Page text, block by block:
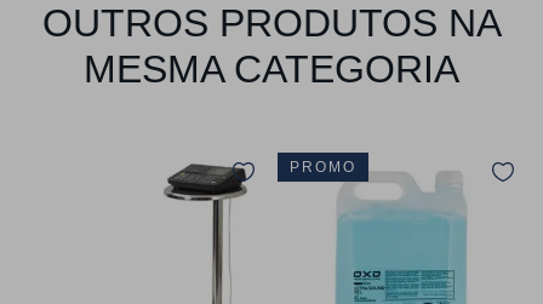
OUTROS PRODUTOS NA
MESMA CATEGORIA
PROMO